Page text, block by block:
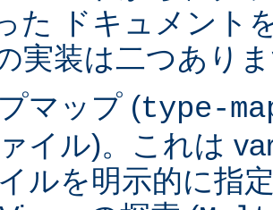
た ドキュメント
実装は二つあり
マップ (type-
イル)。これは
ルを明示的に指